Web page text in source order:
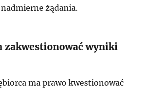
żądania.
zakwestionować wyniki
ma prawo kwestionować